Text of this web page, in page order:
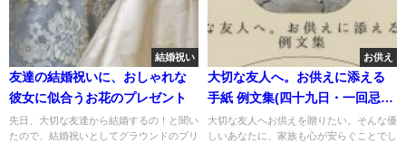
結婚祝い
友達の結婚祝いに、おしゃれな
彼女に似合うお花のプレゼント
先日、大切な友達から結婚するの！と聞い
たので、結婚祝いとしてグラウンドのプリ
お供え
大切な友人へ。お供えに添える
手紙 例文集(四十九日・一回忌・
三回忌)
大切な友人へお供えを贈りたい。そんな優
しいあなたに、家族も心が安らぐことでし